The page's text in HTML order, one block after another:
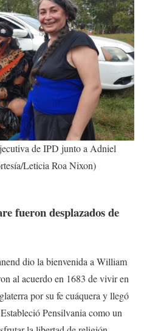
de IPD junto a Adniel
Leticia Roa Nixon)
fueron desplazados de
dio la bienvenida a William
al acuerdo en 1683 de vivir en
por su fe cuáquera y llegó
Pensilvania como un